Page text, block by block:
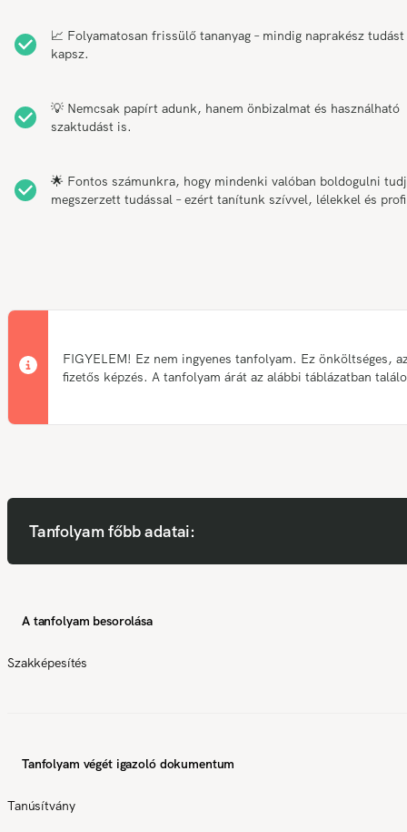
📈 Folyamatosan frissülő tananyag – mindig naprakész tudást
kapsz.
💡 Nemcsak papírt adunk, hanem önbizalmat és használható
szaktudást is.
🌟 Fontos számunkra, hogy mindenki valóban boldogulni
megszerzett tudással – ezért tanítunk szívvel, lélekkel és
FIGYELEM! Ez nem ingyenes tanfolyam. Ez önköltséges,
fizetős képzés. A tanfolyam árát az alábbi táblázatban
Tanfolyam főbb adatai:
A tanfolyam besorolása
Szakképesítés
Tanfolyam végét igazoló dokumentum
Tanúsítvány